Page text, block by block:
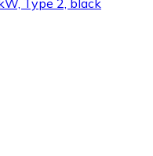
Type 2, black